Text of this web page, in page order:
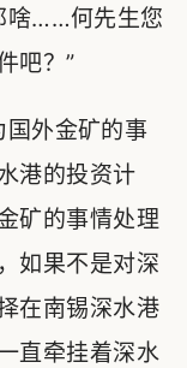
啥……何先生您
吧？”
外金矿的事
港的投资计
矿的事情处理
如果不是对深
在南锡深水港
直牵挂着深水